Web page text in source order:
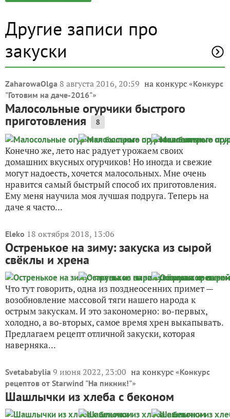
Другие записи про
закуски
ZaharowaOlga 8 августа 2016, 20:59 на конкурс «Конкурс
"Готовим на даче-2016"»
Малосольные огурчики быстрого
приготовления 8
Конечно же, лето нас радует урожаем своих
домашних вкусных огурчиков! Но иногда и свежие
могут надоесть, хочется малосольных. Мне очень
нравится самый быстрый способ их приготовления.
Ему меня научила моя лучшая подруга. Теперь на
даче я часто...
Eleko 18 октября 2018, 13:06
Остренькое на зиму: закуска из сырой
свёклы и хрена
Что тут говорить, одна из позднеосенних примет —
возобновление массовой тяги нашего народа к
острым закускам. И это закономерно: во-первых,
холодно, а во-вторых, самое время хрен выкапывать.
Предлагаем рецепт отличной закуски, которая
наверняка...
Svetababylia 9 июня 2022, 23:00 на конкурс «Конкурс
рецептов от Starwind "На пикник!"»
Шашлычки из хлеба с беконом